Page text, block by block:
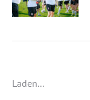
Laden...